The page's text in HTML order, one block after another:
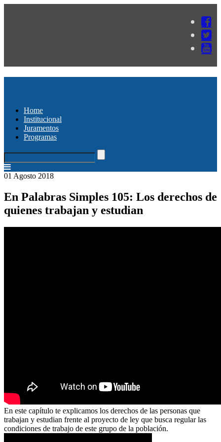
Home
Institucional
Juramentos
Programas
01 Agosto 2018
En Palabras Simples 105: Los derechos de
quienes trabajan y estudian
En este capítulo te explicamos los derechos de las personas que
trabajan y estudian frente al proyecto de ley que busca regular las
condiciones de trabajo de este grupo de la población.